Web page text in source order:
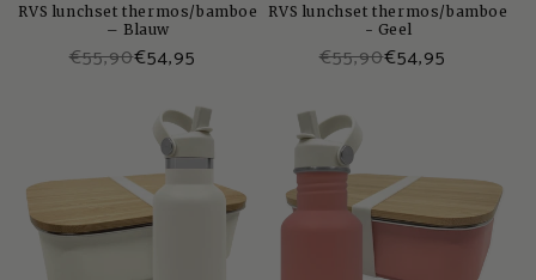
RVS lunchset thermos/bamboe
– Blauw
€55,90€54,95
RVS lunchset thermos/bamboe
- Geel
€55,90€54,95